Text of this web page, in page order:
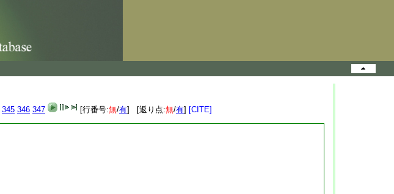
345 346 347 [行番号:無/有] [返り点:無/有] [CITE]